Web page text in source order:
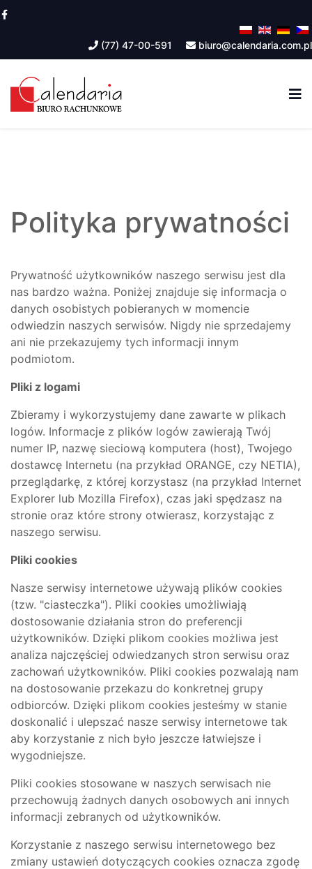
(77) 47-00-591 biuro@calendaria.com.pl
Polityka prywatności
Prywatność użytkowników naszego serwisu jest dla
nas bardzo ważna. Poniżej znajduje się informacja o
danych osobistych pobieranych w momencie
odwiedzin naszych serwisów. Nigdy nie sprzedajemy
ani nie przekazujemy tych informacji innym
podmiotom.
Pliki z logami
Zbieramy i wykorzystujemy dane zawarte w plikach
logów. Informacje z plików logów zawierają Twój
numer IP, nazwę sieciową komputera (host), Twojego
dostawcę Internetu (na przykład ORANGE, czy NETIA),
przeglądarkę, z której korzystasz (na przykład Internet
Explorer lub Mozilla Firefox), czas jaki spędzasz na
stronie oraz które strony otwierasz, korzystając z
naszego serwisu.
Pliki cookies
Nasze serwisy internetowe używają plików cookies
(tzw. "ciasteczka"). Pliki cookies umożliwiają
dostosowanie działania stron do preferencji
użytkowników. Dzięki plikom cookies możliwa jest
analiza najczęściej odwiedzanych stron serwisu oraz
zachowań użytkowników. Pliki cookies pozwalają nam
na dostosowanie przekazu do konkretnej grupy
odbiorców. Dzięki plikom cookies jesteśmy w stanie
doskonalić i ulepszać nasze serwisy internetowe tak
aby korzystanie z nich było jeszcze łatwiejsze i
wygodniejsze.
Pliki cookies stosowane w naszych serwisach nie
przechowują żadnych danych osobowych ani innych
informacji zebranych od użytkowników.
Korzystanie z naszego serwisu internetowego bez
zmiany ustawień dotyczących cookies oznacza zgodę